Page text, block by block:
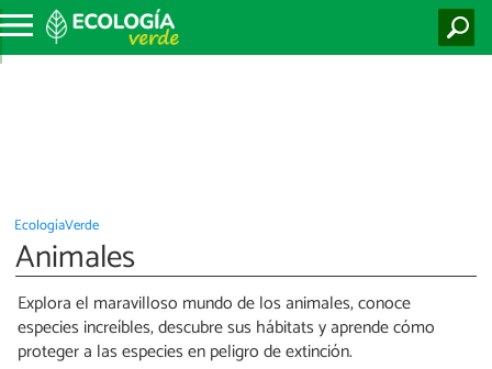
EcologíaVerde
Animales
Explora el maravilloso mundo de los animales, conoce
especies increíbles, descubre sus hábitats y aprende cómo
proteger a las especies en peligro de extinción.